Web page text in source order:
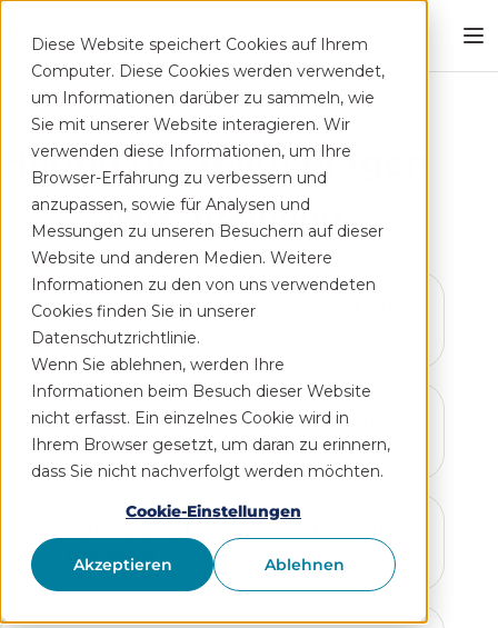
Diese Website speichert Cookies auf Ihrem
Computer. Diese Cookies werden verwendet,
um Informationen darüber zu sammeln, wie
Sie mit unserer Website interagieren. Wir
verwenden diese Informationen, um Ihre
Browser-Erfahrung zu verbessern und
anzupassen, sowie für Analysen und
Messungen zu unseren Besuchern auf dieser
Website und anderen Medien. Weitere
Informationen zu den von uns verwendeten
Cookies finden Sie in unserer
Datenschutzrichtlinie.
Wenn Sie ablehnen, werden Ihre
Informationen beim Besuch dieser Website
nicht erfasst. Ein einzelnes Cookie wird in
Ihrem Browser gesetzt, um daran zu erinnern,
dass Sie nicht nachverfolgt werden möchten.
Cookie-Einstellungen
Akzeptieren Ablehnen
Häufig gestellte Fragen
Verschreibung
Wie bekomme ich ein Rezept für
ViViRA?
Was mache ich, wenn ich nicht
in eine Praxis gehen kann?
geeignet?